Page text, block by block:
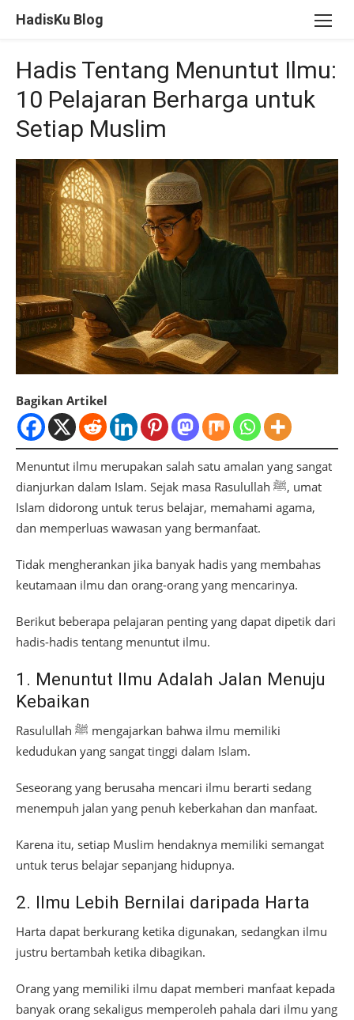
HadisKu Blog
Hadis Tentang Menuntut Ilmu:
10 Pelajaran Berharga untuk
Setiap Muslim
Bagikan Artikel
Menuntut ilmu merupakan salah satu amalan yang sangat
dianjurkan dalam Islam. Sejak masa Rasulullah ﷺ, umat
Islam didorong untuk terus belajar, memahami agama,
dan memperluas wawasan yang bermanfaat.
Tidak mengherankan jika banyak hadis yang membahas
keutamaan ilmu dan orang-orang yang mencarinya.
Berikut beberapa pelajaran penting yang dapat dipetik dari
hadis-hadis tentang menuntut ilmu.
1. Menuntut Ilmu Adalah Jalan Menuju
Kebaikan
Rasulullah ﷺ mengajarkan bahwa ilmu memiliki
kedudukan yang sangat tinggi dalam Islam.
Seseorang yang berusaha mencari ilmu berarti sedang
menempuh jalan yang penuh keberkahan dan manfaat.
Karena itu, setiap Muslim hendaknya memiliki semangat
untuk terus belajar sepanjang hidupnya.
2. Ilmu Lebih Bernilai daripada Harta
Harta dapat berkurang ketika digunakan, sedangkan ilmu
justru bertambah ketika dibagikan.
Orang yang memiliki ilmu dapat memberi manfaat kepada
banyak orang sekaligus memperoleh pahala dari ilmu yang